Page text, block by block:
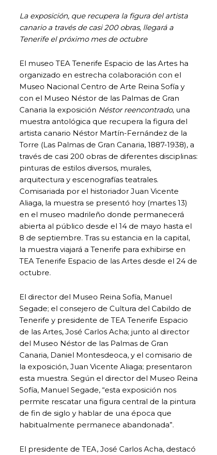
La exposición, que recupera la figura del artista
canario a través de casi 200 obras, llegará a
Tenerife el próximo mes de octubre
El museo TEA Tenerife Espacio de las Artes ha
organizado en estrecha colaboración con el
Museo Nacional Centro de Arte Reina Sofía y
con el Museo Néstor de las Palmas de Gran
Canaria la exposición Néstor reencontrado, una
muestra antológica que recupera la figura del
artista canario Néstor Martín-Fernández de la
Torre (Las Palmas de Gran Canaria, 1887-1938), a
través de casi 200 obras de diferentes disciplinas:
pinturas de estilos diversos, murales,
arquitectura y escenografías teatrales.
Comisariada por el historiador Juan Vicente
Aliaga, la muestra se presentó hoy (martes 13)
en el museo madrileño donde permanecerá
abierta al público desde el 14 de mayo hasta el
8 de septiembre. Tras su estancia en la capital,
la muestra viajará a Tenerife para exhibirse en
TEA Tenerife Espacio de las Artes desde el 24 de
octubre.
El director del Museo Reina Sofía, Manuel
Segade; el consejero de Cultura del Cabildo de
Tenerife y presidente de TEA Tenerife Espacio
de las Artes, José Carlos Acha; junto al director
del Museo Néstor de las Palmas de Gran
Canaria, Daniel Montesdeoca, y el comisario de
la exposición, Juan Vicente Aliaga; presentaron
esta muestra. Según el director del Museo Reina
Sofía, Manuel Segade, “esta exposición nos
permite rescatar una figura central de la pintura
de fin de siglo y hablar de una época que
habitualmente permanece abandonada”.
El presidente de TEA, José Carlos Acha, destacó